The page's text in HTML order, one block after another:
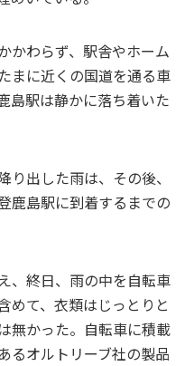
かわらず、駅舎やホーム
まに近くの国道を通る車
島駅は静かに落ち着いた
出した雨は、その後、
鹿島駅に到着するまでの
、終日、雨の中を自転車
めて、衣類はじっとりと
無かった。自転車に積載
るオルトリーブ社の製品